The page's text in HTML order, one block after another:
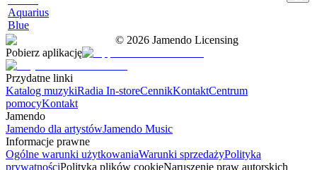
Aquarius
Blue
© 2026 Jamendo Licensing
Pobierz aplikację
Przydatne linki
Katalog muzykiRadia In-storeCennikKontaktCentrum
pomocyKontakt
Jamendo
Jamendo dla artystówJamendo Music
Informacje prawne
Ogólne warunki użytkowaniaWarunki sprzedażyPolityka
prywatnościPolityka plików cookieNaruszenie praw autorskich